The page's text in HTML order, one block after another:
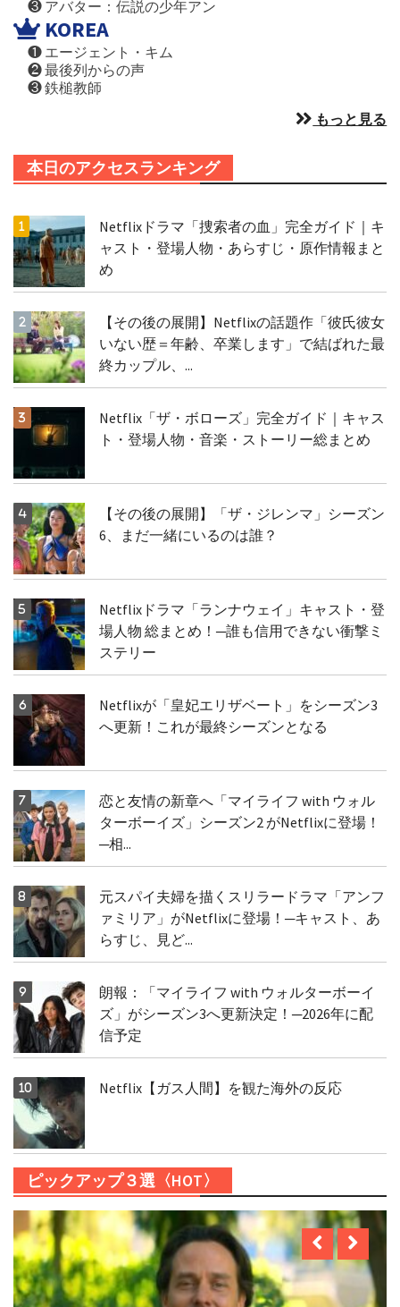
❸ アバター：伝説の少年アン
KOREA
❶ エージェント・キム
❷ 最後列からの声
❸ 鉄槌教師
もっと見る
本日のアクセスランキング
Netflixドラマ「捜索者の血」完全ガイド｜キ
ャスト・登場人物・あらすじ・原作情報まと
め
【その後の展開】Netflixの話題作「彼氏彼女
いない歴＝年齢、卒業します」で結ばれた最
終カップル、...
Netflix「ザ・ボローズ」完全ガイド｜キャス
ト・登場人物・音楽・ストーリー総まとめ
【その後の展開】「ザ・ジレンマ」シーズン
6、まだ一緒にいるのは誰？
Netflixドラマ「ランナウェイ」キャスト・登
場人物 総まとめ！─誰も信用できない衝撃ミ
ステリー
Netflixが「皇妃エリザベート」をシーズン3
へ更新！これが最終シーズンとなる
恋と友情の新章へ「マイライフ with ウォル
ターボーイズ」シーズン2 がNetflixに登場！
─相...
元スパイ夫婦を描くスリラードラマ「アンフ
ァミリア」がNetflixに登場！─キャスト、あ
らすじ、見ど...
朗報：「マイライフ with ウォルターボーイ
ズ」がシーズン3へ更新決定！─2026年に配
信予定
Netflix【ガス人間】を観た海外の反応
ピックアップ３選〈HOT〉